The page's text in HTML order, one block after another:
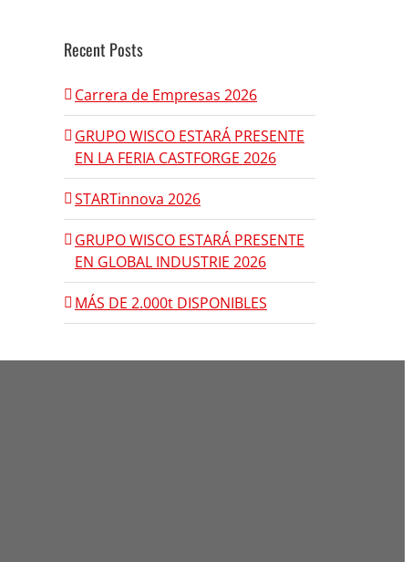
Recent Posts
Carrera de Empresas 2026
GRUPO WISCO ESTARÁ PRESENTE
EN LA FERIA CASTFORGE 2026
STARTinnova 2026
GRUPO WISCO ESTARÁ PRESENTE
EN GLOBAL INDUSTRIE 2026
MÁS DE 2.000t DISPONIBLES